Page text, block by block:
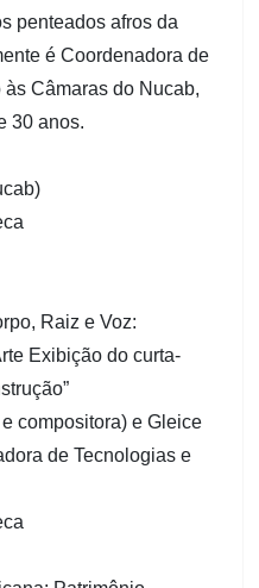
penteados afros da
é Coordenadora de
Câmaras do Nucab,
30 anos.
Raiz e Voz:
Exibição do curta-
compositora) e Gleice
de Tecnologias e